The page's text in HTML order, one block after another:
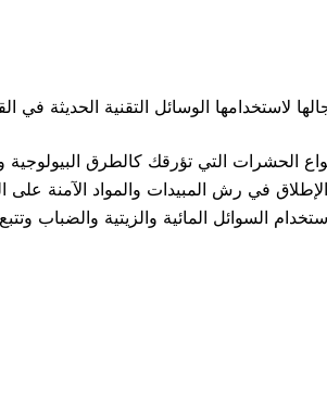
لاستخدامها الوسائل التقنية الحديثة
التي تؤرقك كالطرق البيولوجية
في رش المبيدات والمواد الآمنة على
السوائل المائية والزيتية والضباب